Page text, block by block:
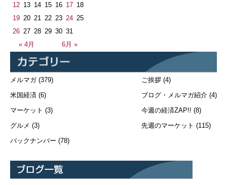
« 4月 6月 »
12 13 14 15 16 17 18
19 20 21 22 23 24 25
26 27 28 29 30 31
メルマガ(379)
米国経済 (6)
マーケット (3)
グルメ (3)
バックナンバー (78)
ご挨拶 (4)
ブログ・メルマガ紹介 (4)
今週の経済ZAP!! (8)
先週のマーケット (115)